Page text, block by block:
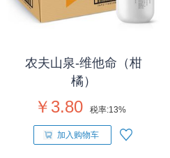
农夫山泉-维他命（柑
橘）
￥3.80 税率:13%
加入购物车